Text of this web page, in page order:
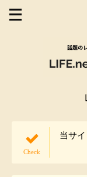
当サ